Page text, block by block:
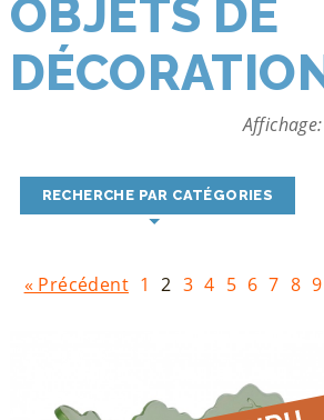
OBJETS DE
Affichage:
RECHERCHE PAR CATÉGORIES
« Précédent 1 2 3 4 5 6 7 8 9